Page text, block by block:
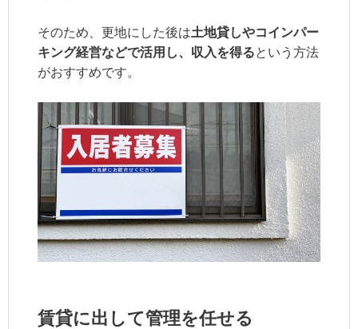
そのため、更地にした後は土地貸しやコインパー
キング経営などで活用し、収入を得るという方法
がおすすめです。
賃貸に出して管理を任せる